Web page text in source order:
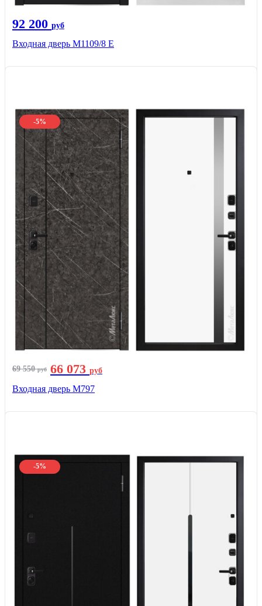
92 200 руб
Входная дверь М1109/8 E
-5%
69 550руб 66 073 руб
Входная дверь М797
-5%